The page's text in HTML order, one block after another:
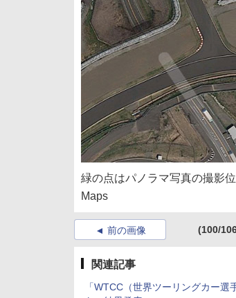
緑の点はパノラマ写真の撮影
Maps
前の画像 (100/
関連記事
「WTCC（世界ツーリングカー選